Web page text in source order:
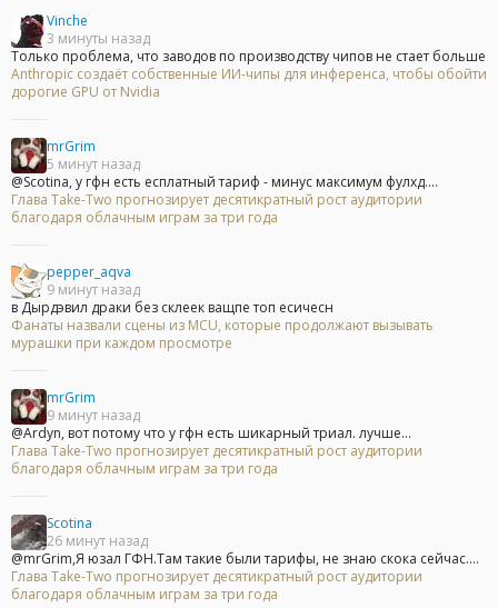
Vinche
3 минуты назад
Только проблема, что заводов по производству чипов не стает больше
Anthropic создаёт собственные ИИ-чипы для инференса, чтобы обойти
дорогие GPU от Nvidia
mrGrim
5 минут назад
@Scotina, у гфн есть есплатный тариф - минус максимум фулхд....
Глава Take-Two прогнозирует десятикратный рост аудитории
благодаря облачным играм за три года
pepper_aqva
9 минут назад
в Дырдэвил драки без склеек ващпе топ есичесн
Фанаты назвали сцены из MCU, которые продолжают вызывать
мурашки при каждом просмотре
mrGrim
9 минут назад
@Ardyn, вот потому что у гфн есть шикарный триал. лучше...
Глава Take-Two прогнозирует десятикратный рост аудитории
благодаря облачным играм за три года
Scotina
26 минут назад
@mrGrim,Я юзал ГФН.Там такие были тарифы, не знаю скока сейчас....
Глава Take-Two прогнозирует десятикратный рост аудитории
благодаря облачным играм за три года